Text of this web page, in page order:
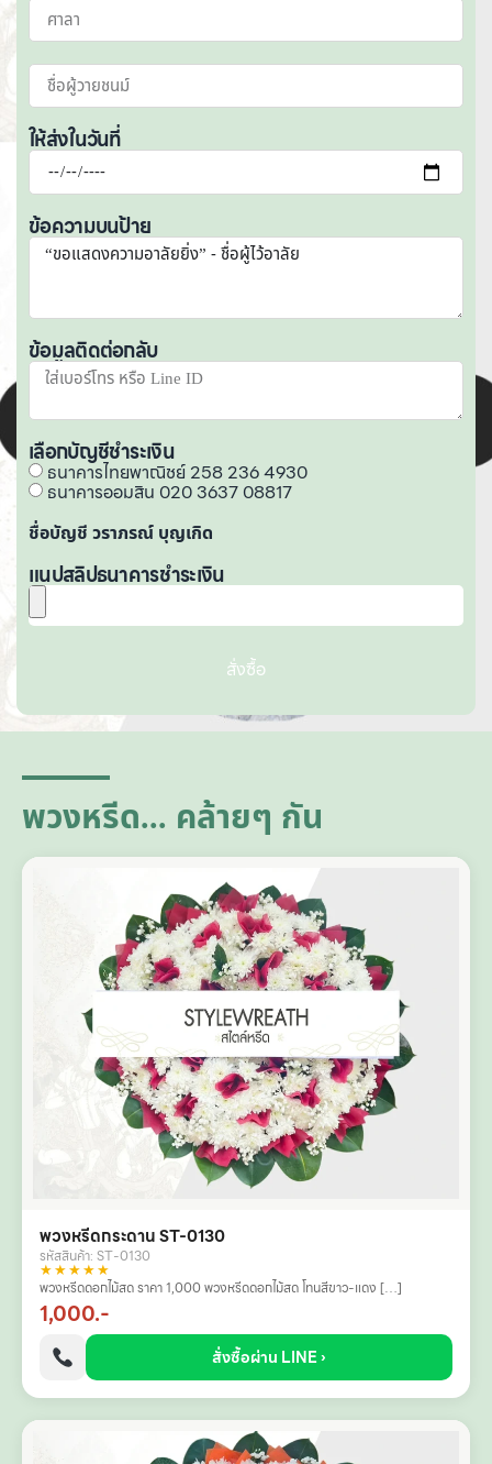
ให้ส่งในวันที่
ข้อความบนป้าย
ข้อมูลติดต่อกลับ
เลือกบัญชีชำระเงิน
ธนาคารไทยพาณิชย์ 258 236 4930
ธนาคารออมสิน 020 3637 08817
ชื่อบัญชี วราภรณ์ บุญเกิด
แนปสลิปธนาคารชำระเงิน
สั่งซื้อ
lt
e
n
a
ti
v
:
พวงหรีด... คล้ายๆ กัน
พวงหรีดกระดาน ST-0130
รหัสสินค้า: ST-0130
★★★★★
พวงหรีดดอกไม้สด ราคา 1,000 พวงหรีดดอกไม้สด โทนสีขาว-แดง […]
1,000.-
สั่งซื้อผ่าน LINE ›